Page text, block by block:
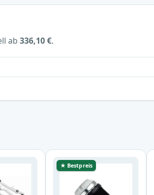
ab 336,10 €.
★ Bestpreis